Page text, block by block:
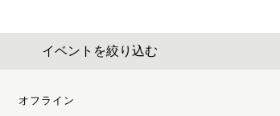
イベントを絞り込む
オフライン